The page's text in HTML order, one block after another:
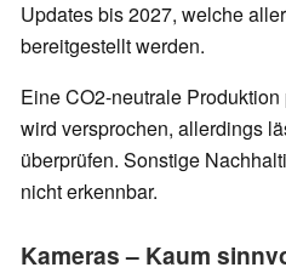
Updates bis 2027, welche
bereitgestellt werden.
Eine CO2-neutrale
wird versprochen, allerdings
überprüfen. Sonstige
nicht erkennbar.
Kameras – Kaum